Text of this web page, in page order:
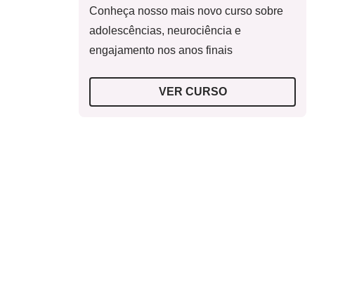
Conheça nosso mais novo curso sobre
adolescências, neurociência e
engajamento nos anos finais
VER CURSO